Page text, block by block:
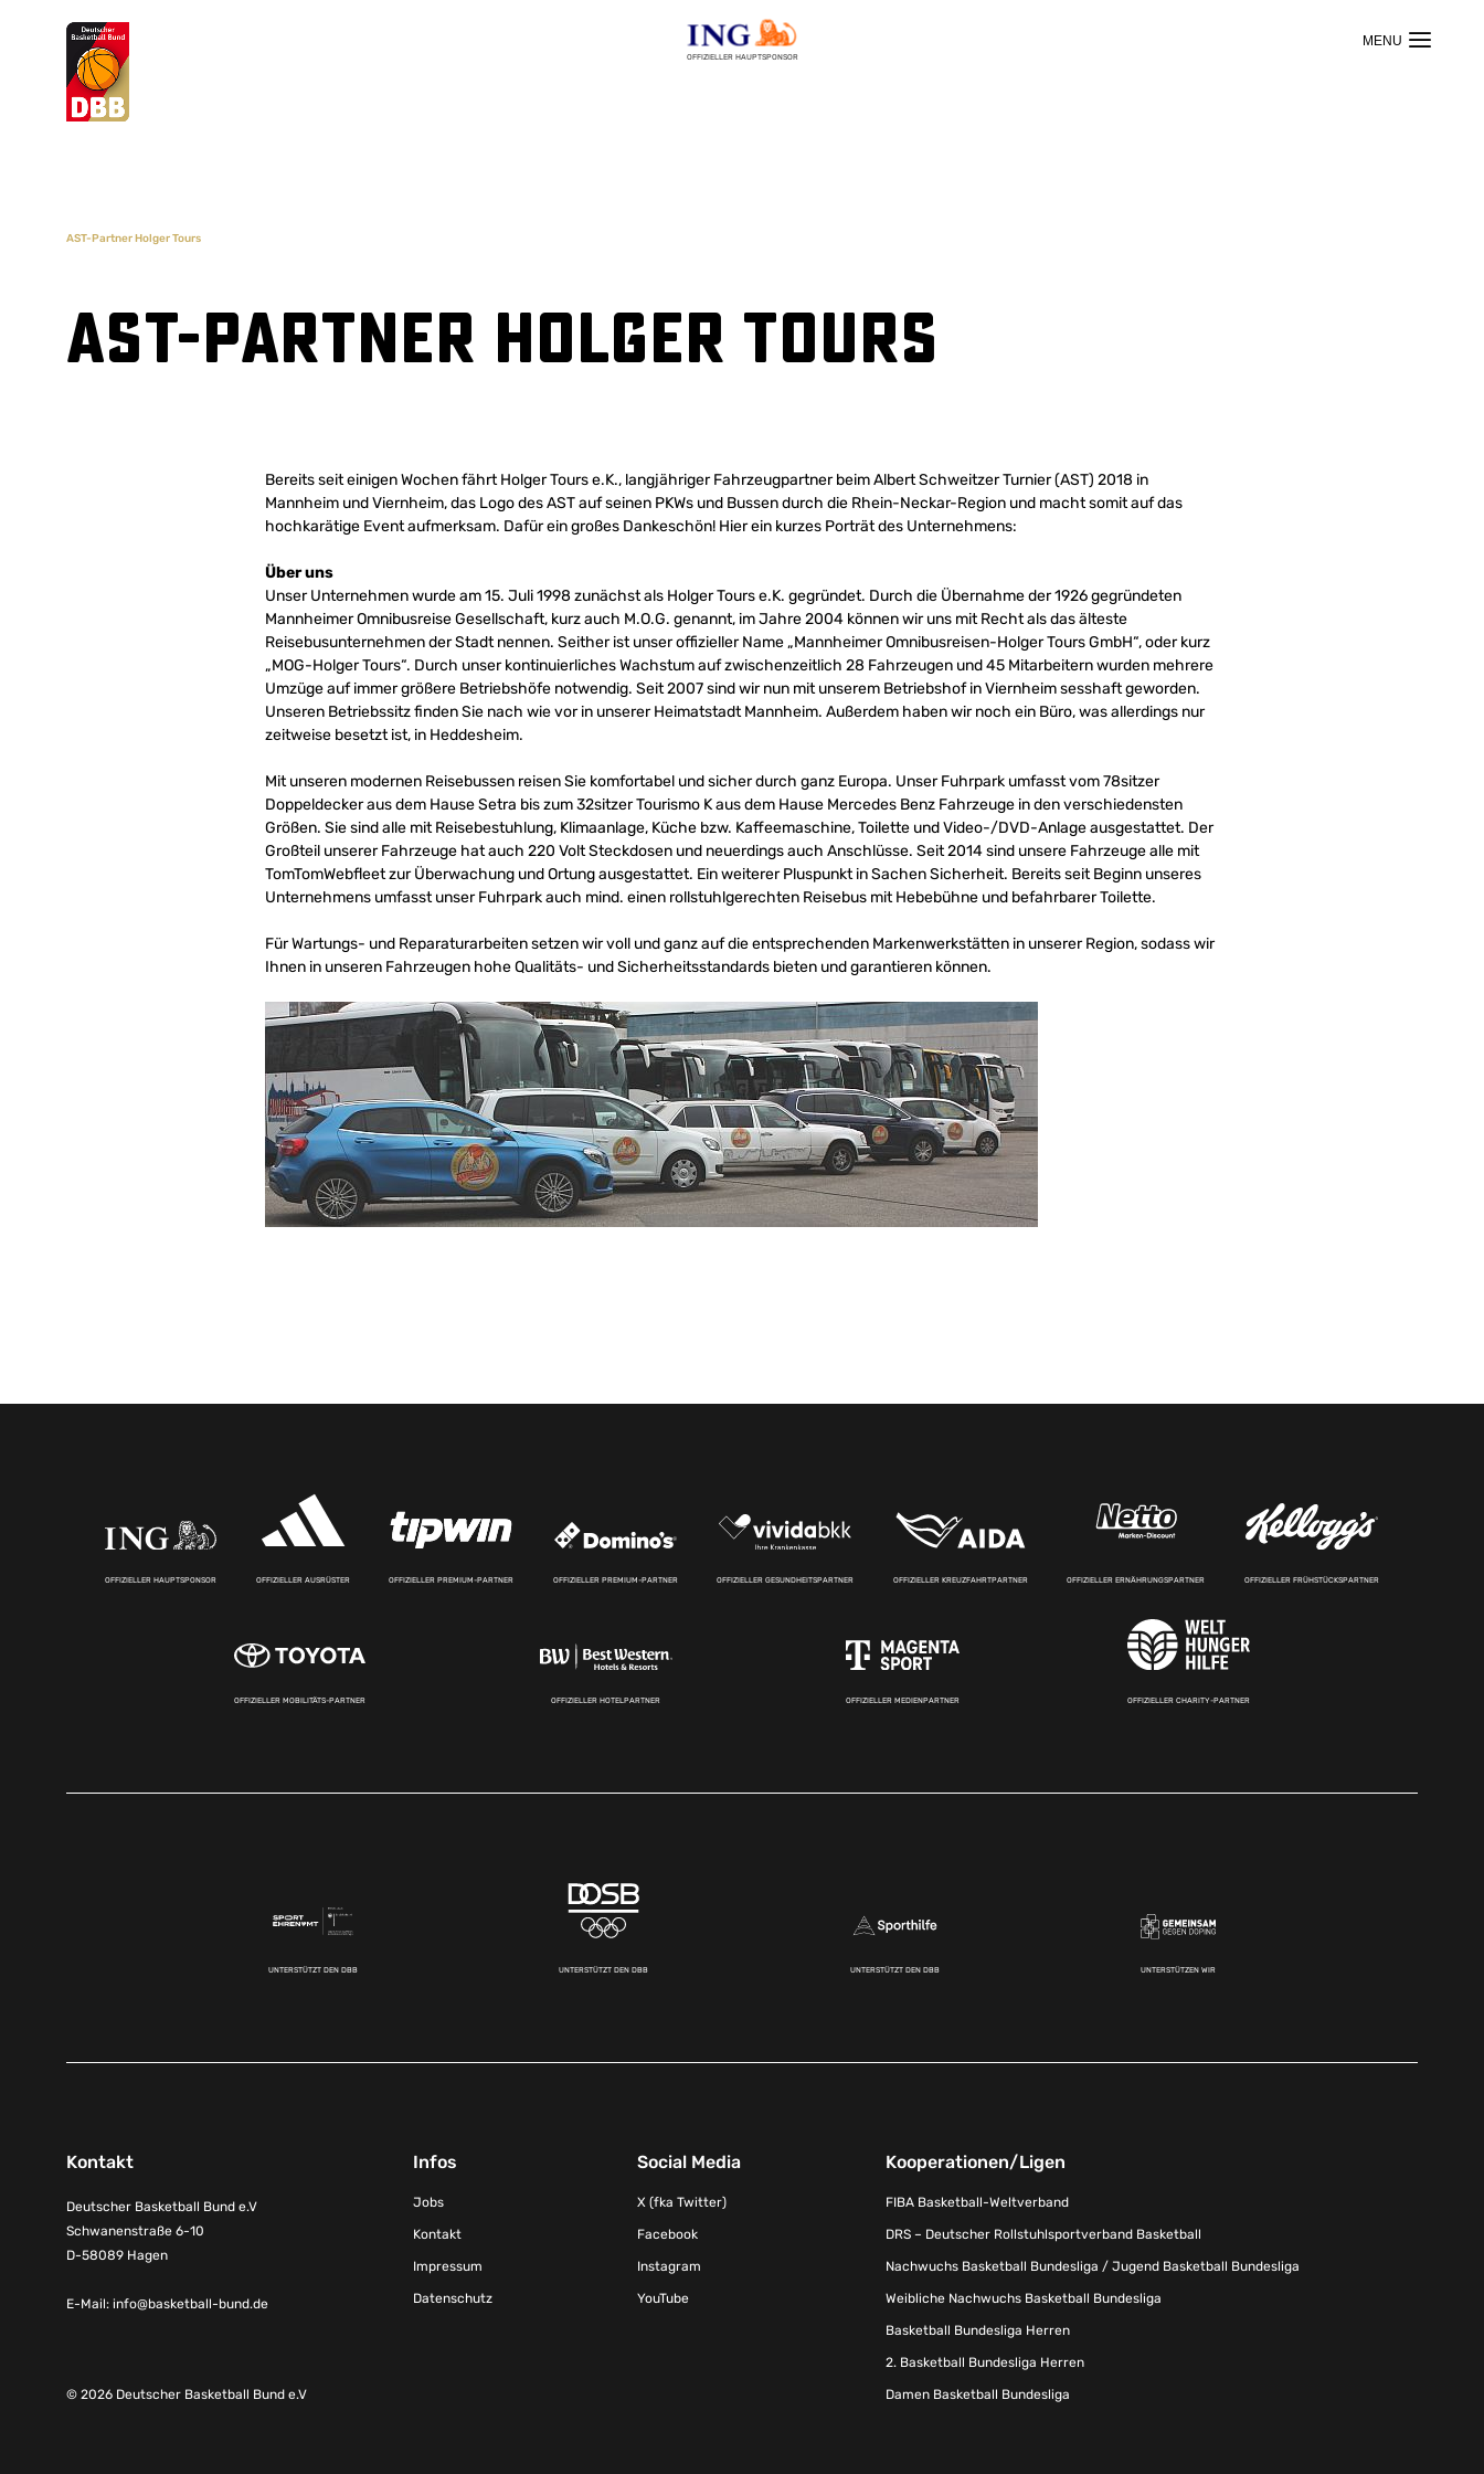
OFFIZIELLER HAUPTSPONSOR
Suchvorschläge
AST-Partner Holger Tours
AST-Partner Holger Tours
Bereits seit einigen Wochen fährt Holger Tours e.K., langjähriger Fahrzeugpartner beim Albert Schweitzer Turnier (AST) 2018 in
Mannheim und Viernheim, das Logo des AST auf seinen PKWs und Bussen durch die Rhein-Neckar-Region und macht somit auf das
hochkarätige Event aufmerksam. Dafür ein großes Dankeschön! Hier ein kurzes Porträt des Unternehmens:
Über uns
Unser Unternehmen wurde am 15. Juli 1998 zunächst als Holger Tours e.K. gegründet. Durch die Übernahme der 1926 gegründeten
Mannheimer Omnibusreise Gesellschaft, kurz auch M.O.G. genannt, im Jahre 2004 können wir uns mit Recht als das älteste
Reisebusunternehmen der Stadt nennen. Seither ist unser offizieller Name „Mannheimer Omnibusreisen-Holger Tours GmbH“, oder kurz
„MOG-Holger Tours“. Durch unser kontinuierliches Wachstum auf zwischenzeitlich 28 Fahrzeugen und 45 Mitarbeitern wurden mehrere
Umzüge auf immer größere Betriebshöfe notwendig. Seit 2007 sind wir nun mit unserem Betriebshof in Viernheim sesshaft geworden.
Unseren Betriebssitz finden Sie nach wie vor in unserer Heimatstadt Mannheim. Außerdem haben wir noch ein Büro, was allerdings nur
zeitweise besetzt ist, in Heddesheim.
Mit unseren modernen Reisebussen reisen Sie komfortabel und sicher durch ganz Europa. Unser Fuhrpark umfasst vom 78sitzer
Doppeldecker aus dem Hause Setra bis zum 32sitzer Tourismo K aus dem Hause Mercedes Benz Fahrzeuge in den verschiedensten
Größen. Sie sind alle mit Reisebestuhlung, Klimaanlage, Küche bzw. Kaffeemaschine, Toilette und Video-/DVD-Anlage ausgestattet. Der
Großteil unserer Fahrzeuge hat auch 220 Volt Steckdosen und neuerdings auch Anschlüsse. Seit 2014 sind unsere Fahrzeuge alle mit
TomTomWebfleet zur Überwachung und Ortung ausgestattet. Ein weiterer Pluspunkt in Sachen Sicherheit. Bereits seit Beginn unseres
Unternehmens umfasst unser Fuhrpark auch mind. einen rollstuhlgerechten Reisebus mit Hebebühne und befahrbarer Toilette.
Für Wartungs- und Reparaturarbeiten setzen wir voll und ganz auf die entsprechenden Markenwerkstätten in unserer Region, sodass wir
Ihnen in unseren Fahrzeugen hohe Qualitäts- und Sicherheitsstandards bieten und garantieren können.
OFFIZIELLER HAUPTSPONSOR OFFIZIELLER AUSRÜSTER OFFIZIELLER PREMIUM-PARTNER OFFIZIELLER PREMIUM-PARTNER OFFIZIELLER GESUNDHEITSPARTNER OFFIZIELLER KREUZFAHRTPARTNER OFFIZIELLER ERNÄHRUNGSPARTNER OFFIZIELLER FRÜHSTÜCKSPARTNER
OFFIZIELLER MOBILITÄTS-PARTNER OFFIZIELLER HOTELPARTNER OFFIZIELLER MEDIENPARTNER OFFIZIELLER CHARITY-PARTNER
UNTERSTÜTZT DEN DBB UNTERSTÜTZT DEN DBB UNTERSTÜTZT DEN DBB UNTERSTÜTZEN WIR
Kontakt
Deutscher Basketball Bund e.V
Schwanenstraße 6-10
D-58089 Hagen
E-Mail: info@basketball-bund.de
Infos
Jobs
Kontakt
Impressum
Datenschutz
Social Media
X (fka Twitter)
Facebook
Instagram
YouTube
Kooperationen/Ligen
FIBA Basketball-Weltverband
DRS – Deutscher Rollstuhlsportverband Basketball
Nachwuchs Basketball Bundesliga / Jugend Basketball Bundesliga
Weibliche Nachwuchs Basketball Bundesliga
Basketball Bundesliga Herren
2. Basketball Bundesliga Herren
Damen Basketball Bundesliga
© 2026 Deutscher Basketball Bund e.V